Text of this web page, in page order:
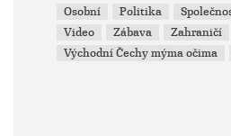
Osobní
Politika
Video
Zábava Zahraničí
Východní Čechy mýma očima